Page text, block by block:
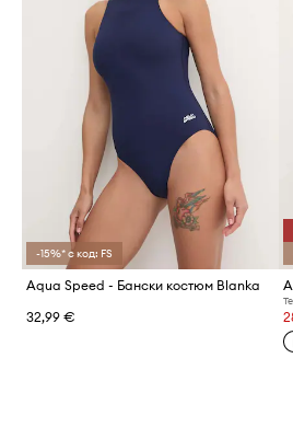
-15%* с код: FS
Aqua Speed - Бански костюм Blanka
32,99 €